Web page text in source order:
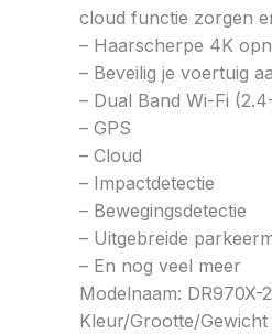
cloud functie zorgen
– Haarscherpe 4K
– Beveilig je voertuig
– Dual Band Wi-Fi
– GPS
– Cloud
– Impactdetectie
– Bewegingsdetectie
– Uitgebreide
– En nog veel meer
Modelnaam: DR970X-
Kleur/Grootte/